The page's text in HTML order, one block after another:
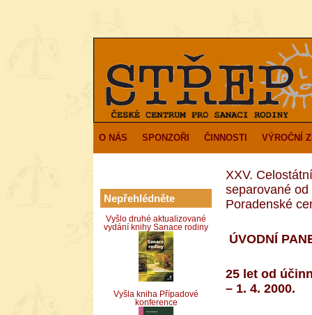
O NÁS SPONZOŘI ČINNOSTI VÝROČNÍ
Nepřehlédněte
Vyšlo druhé aktualizované
vydání knihy Sanace rodiny
Vyšla kniha Případové
konference
XXV.
separované
Poradenské
ÚVODNÍ
25 let od
– 1. 4. 2000.